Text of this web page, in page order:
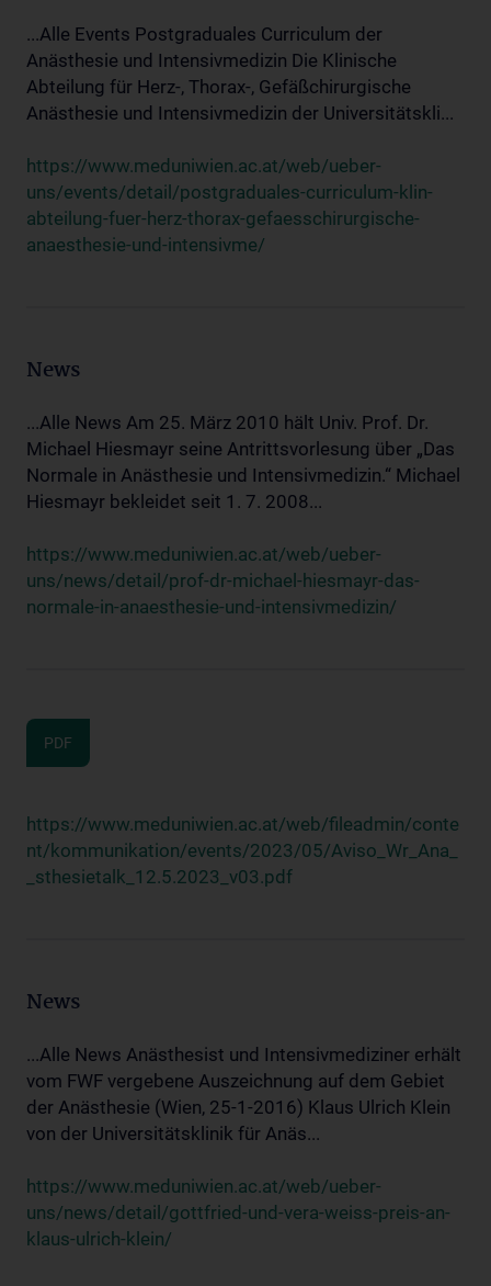
...Alle Events Postgraduales Curriculum der
Anästhesie und Intensivmedizin Die Klinische
Abteilung für Herz-, Thorax-, Gefäßchirurgische
Anästhesie und Intensivmedizin der Universitätskli...
https://www.meduniwien.ac.at/web/ueber-
uns/events/detail/postgraduales-curriculum-klin-
abteilung-fuer-herz-thorax-gefaesschirurgische-
anaesthesie-und-intensivme/
News
...Alle News Am 25. März 2010 hält Univ. Prof. Dr.
Michael Hiesmayr seine Antrittsvorlesung über „Das
Normale in Anästhesie und Intensivmedizin.“ Michael
Hiesmayr bekleidet seit 1. 7. 2008...
https://www.meduniwien.ac.at/web/ueber-
uns/news/detail/prof-dr-michael-hiesmayr-das-
normale-in-anaesthesie-und-intensivmedizin/
PDF
https://www.meduniwien.ac.at/web/fileadmin/conte
nt/kommunikation/events/2023/05/Aviso_Wr_Ana_
_sthesietalk_12.5.2023_v03.pdf
News
...Alle News Anästhesist und Intensivmediziner erhält
vom FWF vergebene Auszeichnung auf dem Gebiet
der Anästhesie (Wien, 25-1-2016) Klaus Ulrich Klein
von der Universitätsklinik für Anäs...
https://www.meduniwien.ac.at/web/ueber-
uns/news/detail/gottfried-und-vera-weiss-preis-an-
klaus-ulrich-klein/